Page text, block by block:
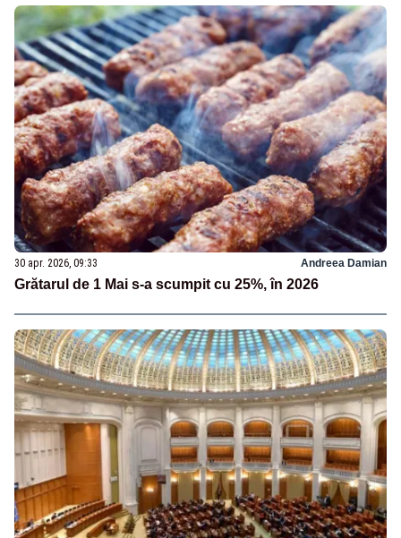
30 apr. 2026, 09:33 Andreea Damian
Grătarul de 1 Mai s-a scumpit cu 25%, în 2026